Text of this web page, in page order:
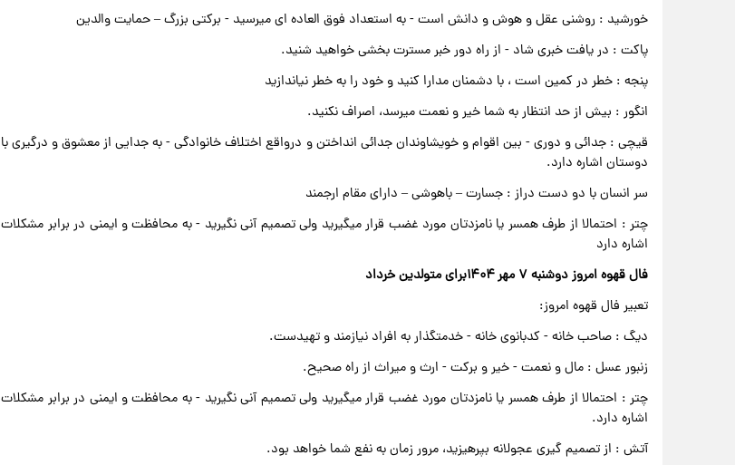
خورشید : روشنی عقل و هوش و دانش است - به استعداد فوق العاده ای میرسید - برکتی بزرگ – حمایت والدین
پاکت : در یافت خبری شاد - از راه دور خبر مسترت بخشی خواهید شنید.
پنجه : خطر در کمین است ، با دشمنان مدارا کنید و خود را به خطر نیاندازید
انگور : بیش از حد انتظار به شما خیر و نعمت میرسد، اصراف نکنید.
قیچی : جدائی و دوری - بین اقوام و خویشاوندان جدائی انداختن و درواقع اختلاف خانوادگی - به جدایی از معشوق و درگیری با
دوستان اشاره دارد.
سر انسان با دو دست دراز : جسارت – باهوشی – دارای مقام ارجمند
چتر : احتمالا از طرف همسر یا نامزدتان مورد غضب قرار میگیرید ولی تصمیم آنی نگیرید - به محافظت و ایمنی در برابر مشکلات
اشاره دارد
فال قهوه امروز دوشنبه ۷ مهر ۱۴۰۴برای متولدین خرداد
تعبیر فال قهوه امروز:
دیگ : صاحب خانه - کدبانوی خانه - خدمتگذار به افراد نیازمند و تهیدست.
زنبور عسل : مال و نعمت - خیر و برکت - ارث و میراث از راه صحیح.
چتر : احتمالا از طرف همسر یا نامزدتان مورد غضب قرار میگیرید ولی تصمیم آنی نگیرید - به محافظت و ایمنی در برابر مشکلات
اشاره دارد.
آتش : از تصمیم گیری عجولانه بپرهیزید، مرور زمان به نفع شما خواهد بود.